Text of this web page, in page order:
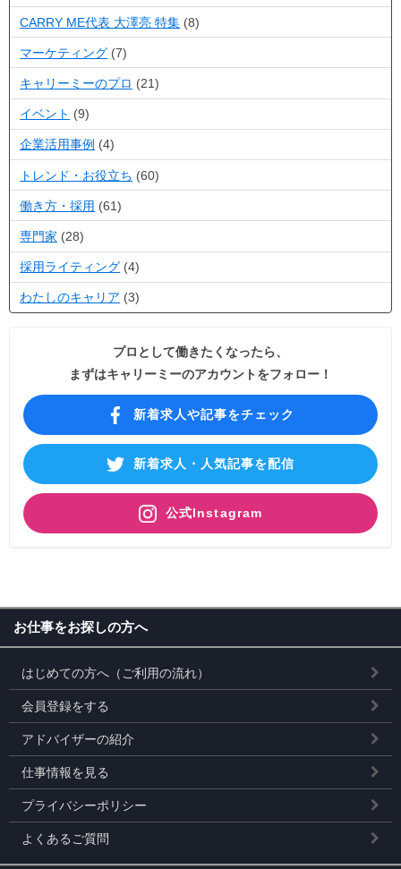
CARRY ME代表 大澤亮 特集 (8)
マーケティング (7)
キャリーミーのプロ (21)
イベント (9)
企業活用事例 (4)
トレンド・お役立ち (60)
働き方・採用 (61)
専門家 (28)
採用ライティング (4)
わたしのキャリア (3)
プロとして働きたくなったら、
まずはキャリーミーのアカウントをフォロー！
新着求人や記事をチェック
新着求人・人気記事を配信
公式Instagram
お仕事をお探しの方へ
はじめての方へ（ご利用の流れ）
会員登録をする
アドバイザーの紹介
仕事情報を見る
プライバシーポリシー
よくあるご質問